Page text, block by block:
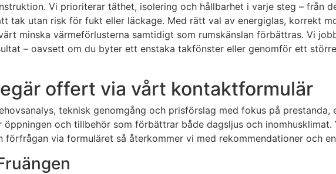
Vi prioriterar täthet, isolering och hållbarhet i varje steg – från
tak utan risk för fukt eller läckage. Med rätt val av energiglas, korrekt
minska värmeförlusterna samtidigt som rumskänslan förbättras. Vi
– oavsett om du byter ett enstaka takfönster eller genomför ett
offert via vårt kontaktformulär
teknisk genomgång och prisförslag med fokus på prestanda,
och tillbehör som förbättrar både dagsljus och inomhusklimat.
förfrågan via formuläret så återkommer vi med rekommendationer och